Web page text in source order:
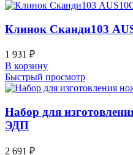
Клинок Сканди103
1 931 ₽
В корзину
Быстрый просмотр
Набор для
ЭДП
2 691 ₽